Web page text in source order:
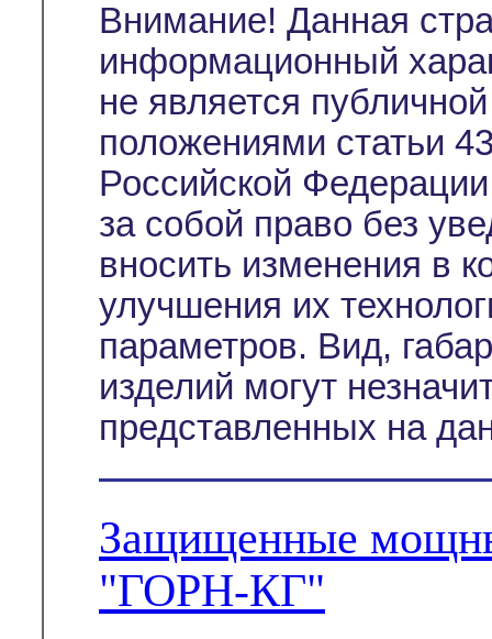
Внимание! Данная
информационный
не является
положениями статьи
Российской
за собой право без
вносить изменения в
улучшения их
параметров. Вид,
изделий могут
представленных на
Защищенные
"ГОРН-КГ"